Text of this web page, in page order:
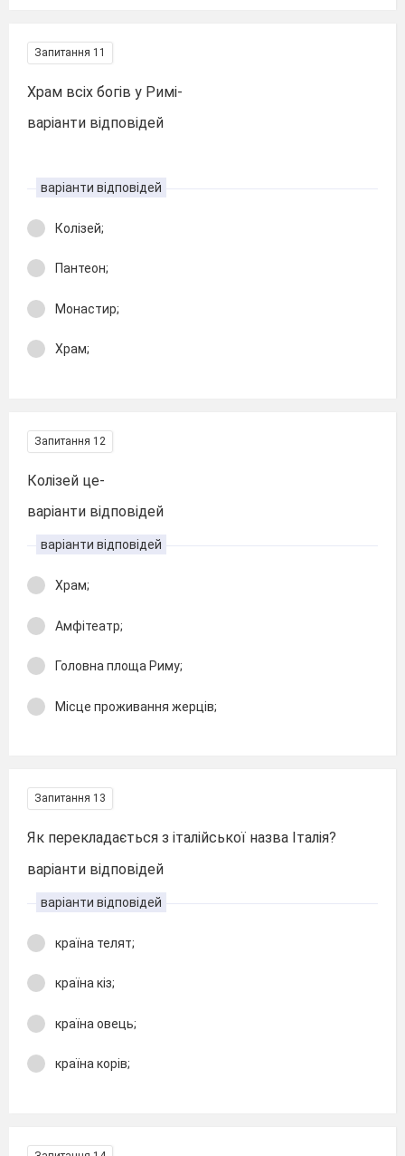
Запитання 11
Храм всіх богів у Римі-
варіанти відповідей
варіанти відповідей
Колізей;
Пантеон;
Монастир;
Храм;
Запитання 12
Колізей це-
варіанти відповідей
варіанти відповідей
Храм;
Амфітеатр;
Головна площа Риму;
Місце проживання жерців;
Запитання 13
Як перекладається з італійської назва Італія?
варіанти відповідей
варіанти відповідей
країна телят;
країна кіз;
країна овець;
країна корів;